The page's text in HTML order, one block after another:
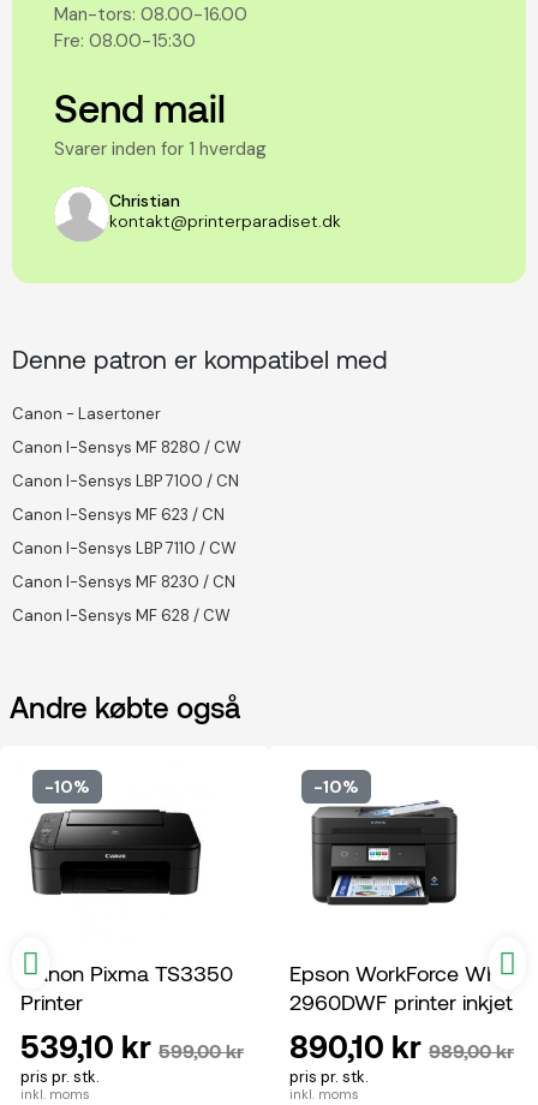
Man-tors: 08.00-16.00
Fre: 08.00-15:30
Send mail
Svarer inden for 1 hverdag
Christian
kontakt@printerparadiset.dk
Denne patron er kompatibel med
Canon - Lasertoner
Canon I-Sensys MF 8280 / CW
Canon I-Sensys LBP 7100 / CN
Canon I-Sensys MF 623 / CN
Canon I-Sensys LBP 7110 / CW
Canon I-Sensys MF 8230 / CN
Canon I-Sensys MF 628 / CW
Andre købte også
-10%
Canon Pixma TS3350
Printer
pris pr. stk.
inkl. moms
539,10 kr 599,00 kr
-10%
Epson WorkForce WF-
2960DWF printer inkjet
multifunktion
pris pr. stk.
inkl. moms
890,10 kr 989,00 kr